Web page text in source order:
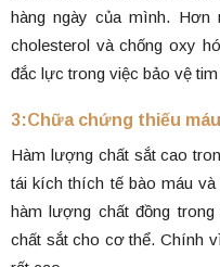
hàng ngày của mình.
cholesterol và chống oxy
đắc lực trong việc bảo vệ
3:Chữa chứng thiếu
Hàm lượng chất sắt cao
tái kích thích tế bào máu
hàm lượng chất đồng
chất sắt cho cơ thể. Chính